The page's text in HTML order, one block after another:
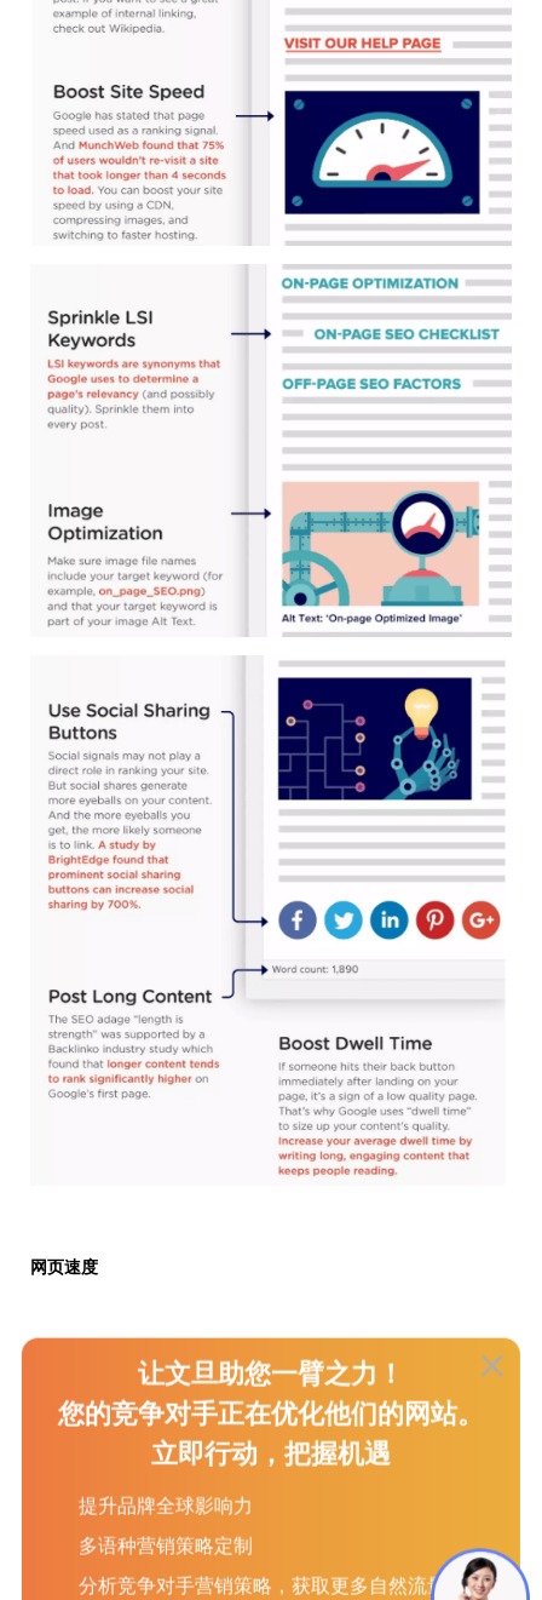
网页速度
无论是谷歌还是其他的搜索引擎，都将网页速度作为衡量网站排
名的一项重要因素。搜索引擎蜘蛛可以根据页面的Html代码，准
确的衡量出网站的速度。
就跟我们刚开始提到的那样，谷歌的目的是为了给用户提供最佳
根据亚马逊的调查报告显示，他们的网站每慢一秒，便会损失
160万美金的销售额。
让文旦助您一臂之力！
您的竞争对手正在优化他们的网站。
立即行动，把握机遇
提升品牌全球影响力
多语种营销策略定制
分析竞争对手营销策略，获取更多自然流量